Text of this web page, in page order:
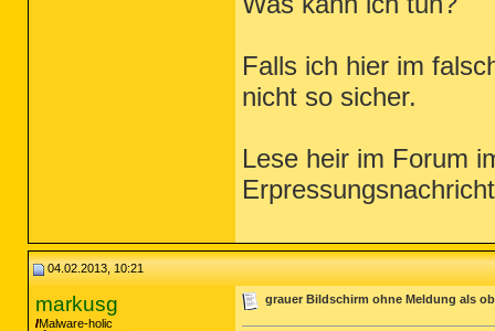
Falls ich hier im
nicht so sicher.
Lese heir im Forum
04.02.2013, 10:21
markusg
Malware-holic
grauer Bildschirm ohne Meldung als